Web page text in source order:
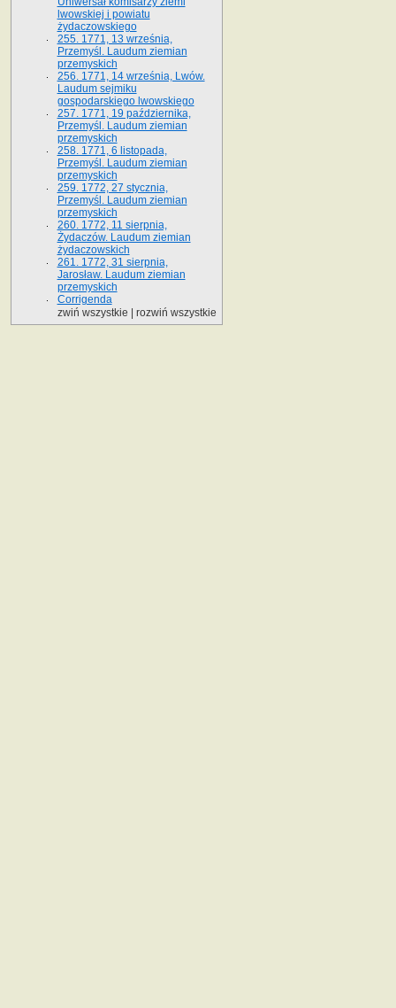
lwowskiej i powiatu
żydaczowskiego
255. 1771, 13 września,
Przemyśl. Laudum ziemian
przemyskich
256. 1771, 14 września, Lwów.
Laudum sejmiku
gospodarskiego lwowskiego
257. 1771, 19 października,
Przemyśl. Laudum ziemian
przemyskich
258. 1771, 6 listopada,
Przemyśl. Laudum ziemian
przemyskich
259. 1772, 27 stycznia,
Przemyśl. Laudum ziemian
przemyskich
260. 1772, 11 sierpnia,
Żydaczów. Laudum ziemian
żydaczowskich
261. 1772, 31 sierpnia,
Jarosław. Laudum ziemian
przemyskich
Corrigenda
zwiń wszystkie
rozwiń wszystkie